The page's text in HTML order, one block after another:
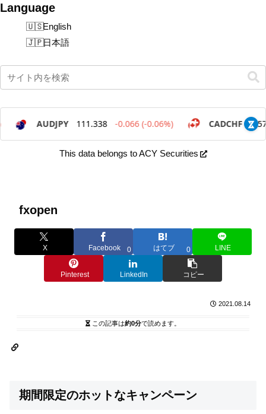
Language
English
日本語
This data belongs to ACY Securities
fxopen
X Facebook 0 はてブ 0 LINE
Pinterest LinkedIn コピー
2021.08.14
この記事は約0分で読めます。
期間限定のホットなキャンペーン